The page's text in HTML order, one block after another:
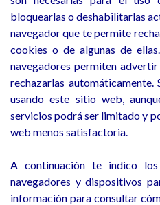
bloquearlas o deshabilitarlas
navegador que te permite
cookies o de algunas de
navegadores permiten
rechazarlas automáticamente.
usando este sitio web,
servicios podrá ser limitado y
web menos satisfactoria.
A continuación te indico
navegadores y dispositivos
información para consultar